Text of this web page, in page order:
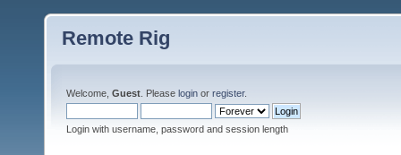
Remote Rig
Welcome, Guest . Please login or register.
Login with username, password and session length